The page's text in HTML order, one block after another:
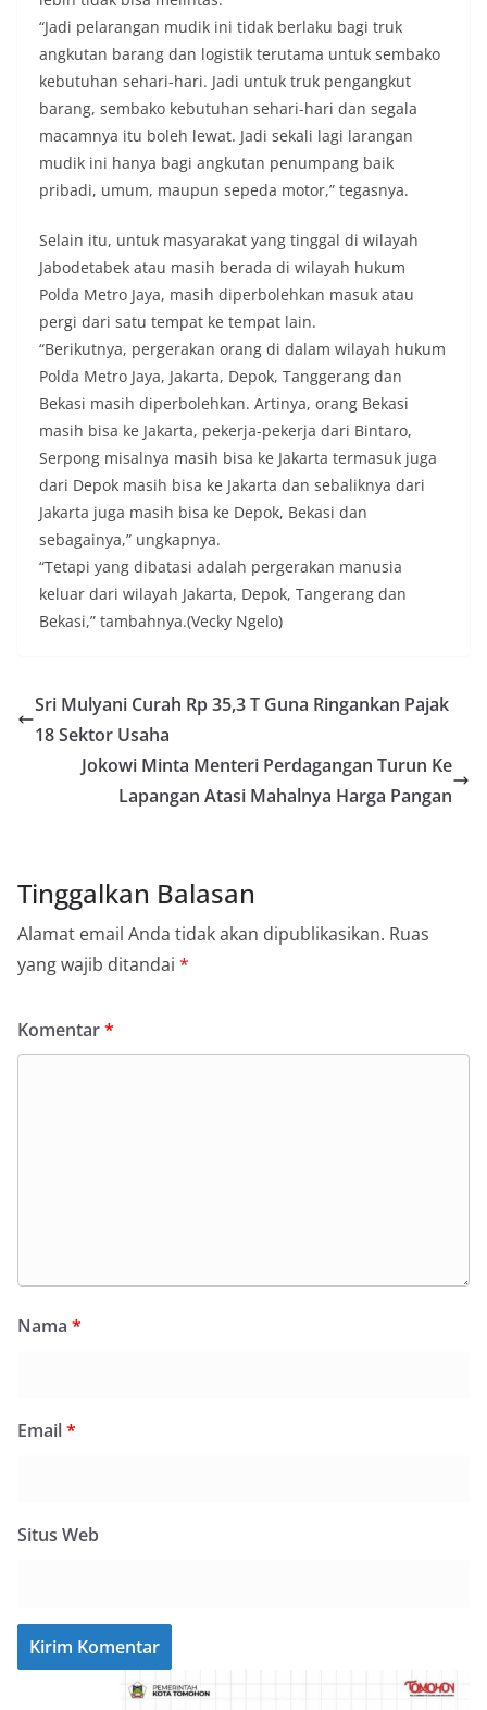
“Jadi pelarangan mudik ini tidak berlaku bagi truk
angkutan barang dan logistik terutama untuk sembako
kebutuhan sehari-hari. Jadi untuk truk pengangkut
barang, sembako kebutuhan sehari-hari dan segala
macamnya itu boleh lewat. Jadi sekali lagi larangan
mudik ini hanya bagi angkutan penumpang baik
pribadi, umum, maupun sepeda motor,” tegasnya.
Selain itu, untuk masyarakat yang tinggal di wilayah
Jabodetabek atau masih berada di wilayah hukum
Polda Metro Jaya, masih diperbolehkan masuk atau
pergi dari satu tempat ke tempat lain.
“Berikutnya, pergerakan orang di dalam wilayah hukum
Polda Metro Jaya, Jakarta, Depok, Tanggerang dan
Bekasi masih diperbolehkan. Artinya, orang Bekasi
masih bisa ke Jakarta, pekerja-pekerja dari Bintaro,
Serpong misalnya masih bisa ke Jakarta termasuk juga
dari Depok masih bisa ke Jakarta dan sebaliknya dari
Jakarta juga masih bisa ke Depok, Bekasi dan
sebagainya,” ungkapnya.
“Tetapi yang dibatasi adalah pergerakan manusia
keluar dari wilayah Jakarta, Depok, Tangerang dan
Bekasi,” tambahnya.(Vecky Ngelo)
Sri Mulyani Curah Rp 35,3 T Guna Ringankan Pajak
18 Sektor Usaha
Jokowi Minta Menteri Perdagangan Turun Ke
Lapangan Atasi Mahalnya Harga Pangan
Tinggalkan Balasan
Alamat email Anda tidak akan dipublikasikan. Ruas
yang wajib ditandai *
Komentar*
Nama *
Email*
Situs Web